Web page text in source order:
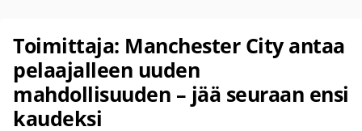
Toimittaja: Manchester City antaa
pelaajalleen uuden
mahdollisuuden – jää seuraan ensi
kaudeksi